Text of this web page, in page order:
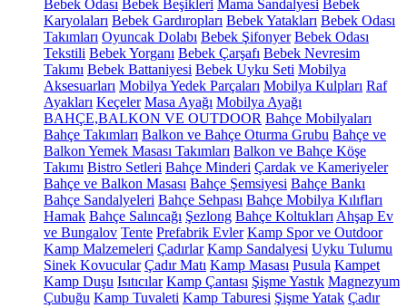
Bebek Odası Bebek Beşikleri Mama Sandalyesi Bebek
Karyolaları Bebek Gardıropları Bebek Yatakları Bebek Odası
Takımları Oyuncak Dolabı Bebek Şifonyer Bebek Odası
Tekstili Bebek Yorganı Bebek Çarşafı Bebek Nevresim
Takımı Bebek Battaniyesi Bebek Uyku Seti Mobilya
Aksesuarları Mobilya Yedek Parçaları Mobilya Kulpları Raf
Ayakları Keçeler Masa Ayağı Mobilya Ayağı
BAHÇE,BALKON VE OUTDOOR Bahçe Mobilyaları
Bahçe Takımları Balkon ve Bahçe Oturma Grubu Bahçe ve
Balkon Yemek Masası Takımları Balkon ve Bahçe Köşe
Takımı Bistro Setleri Bahçe Minderi Çardak ve Kameriyeler
Bahçe ve Balkon Masası Bahçe Şemsiyesi Bahçe Bankı
Bahçe Sandalyeleri Bahçe Sehpası Bahçe Mobilya Kılıfları
Hamak Bahçe Salıncağı Şezlong Bahçe Koltukları Ahşap Ev
ve Bungalov Tente Prefabrik Evler Kamp Spor ve Outdoor
Kamp Malzemeleri Çadırlar Kamp Sandalyesi Uyku Tulumu
Sinek Kovucular Çadır Matı Kamp Masası Pusula Kampet
Kamp Duşu Isıtıcılar Kamp Çantası Şişme Yastık Magnezyum
Çubuğu Kamp Tuvaleti Kamp Taburesi Şişme Yatak Çadır